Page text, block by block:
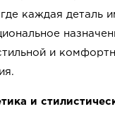
каждая деталь
и
и